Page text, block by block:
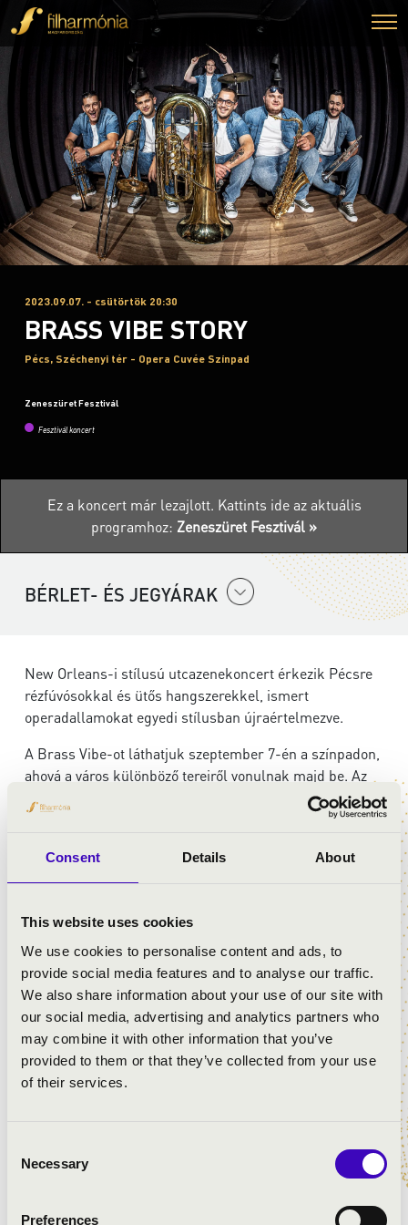
Consent Details About
This website uses cookies
We use cookies to personalise content and ads, to
provide social media features and to analyse our traffic.
We also share information about your use of our site with
our social media, advertising and analytics partners who
may combine it with other information that you’ve
provided to them or that they’ve collected from your use
of their services.
Selection
Necessary
Preferences
2023.09.07. - csütörtök 20:30
BRASS VIBE STORY
Pécs, Széchenyi tér - Opera Cuvée Színpad
Zeneszüret Fesztivál
Fesztivál koncert
Ez a koncert már lezajlott. Kattints ide az aktuális
programhoz: Zeneszüret Fesztivál »
BÉRLET- ÉS JEGYÁRAK
New Orleans-i stílusú utcazenekoncert érkezik Pécsre
rézfúvósokkal és ütős hangszerekkel, ismert
operadallamokat egyedi stílusban újraértelmezve.
A Brass Vibe-ot láthatjuk szeptember 7-én a színpadon,
ahová a város különböző tereiről vonulnak majd be. Az
opera és pop kultúra kohéziója számukra is új élmény,
külön erre az alkalomra írt szerzeményekkel
pergéssel, a legmodernebb mainstream slágereket
szólaltatva meg. Igazi kuriózum a kultúra városában!
Brass Vibe